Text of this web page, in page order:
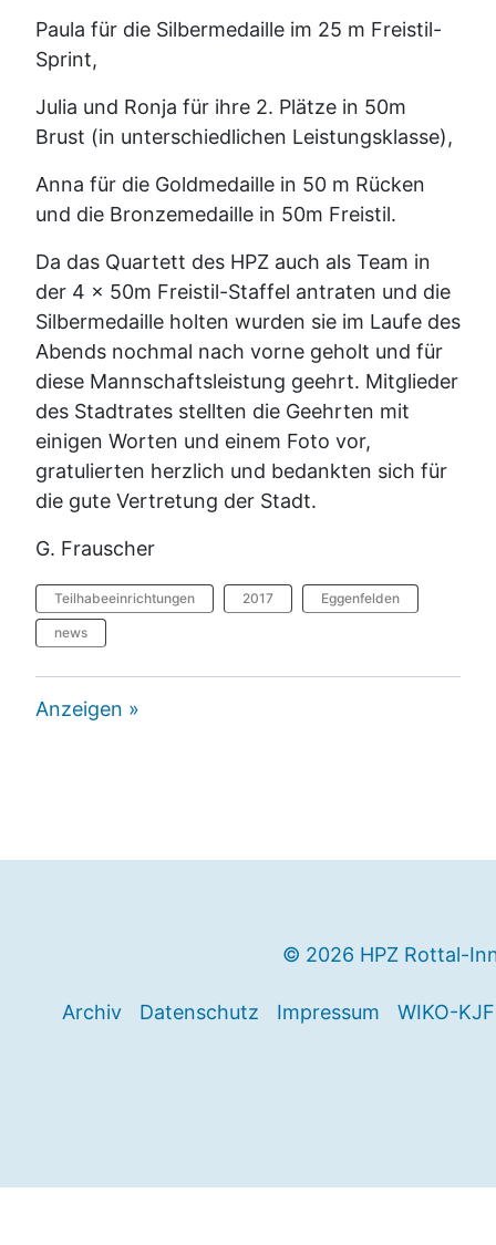
Paula für die Silbermedaille im 25 m Freistil-
Sprint,
Julia und Ronja für ihre 2. Plätze in 50m
Brust (in unterschiedlichen Leistungsklasse),
Anna für die Goldmedaille in 50 m Rücken
und die Bronzemedaille in 50m Freistil.
Da das Quartett des HPZ auch als Team in
der 4 x 50m Freistil-Staffel antraten und die
Silbermedaille holten wurden sie im Laufe des
Abends nochmal nach vorne geholt und für
diese Mannschaftsleistung geehrt. Mitglieder
des Stadtrates stellten die Geehrten mit
einigen Worten und einem Foto vor,
gratulierten herzlich und bedankten sich für
die gute Vertretung der Stadt.
G. Frauscher
Teilhabeeinrichtungen 2017 Eggenfelden
news
Anzeigen »
© 2026 HPZ Rottal-
Archiv Datenschutz Impressum WIKO-KJF